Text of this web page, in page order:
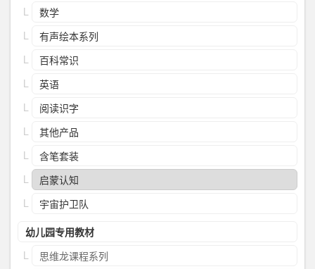
数学
有声绘本系列
百科常识
英语
阅读识字
其他产品
含笔套装
启蒙认知
宇宙护卫队
幼儿园专用教材
思维龙课程系列